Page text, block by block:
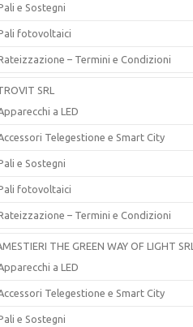
e Sostegni
fotovoltaici
– Termini e Condizioni
SRL
a LED
Telegestione e Smart City
e Sostegni
fotovoltaici
– Termini e Condizioni
THE GREEN WAY OF LIGHT SRL
a LED
Telegestione e Smart City
e Sostegni